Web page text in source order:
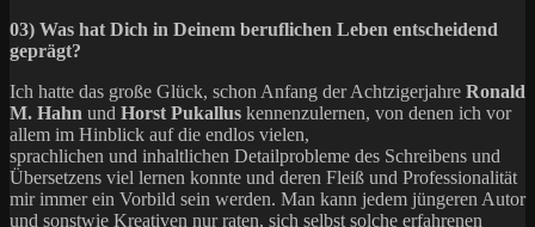
03) Was hat Dich in Deinem beruflichen Leben entscheidend
geprägt?
Ich hatte das große Glück, schon Anfang der Achtzigerjahre Ronald
M. Hahn und Horst Pukallus kennenzulernen, von denen ich vor
allem im Hinblick auf die endlos vielen,
sprachlichen und inhaltlichen Detailprobleme des Schreibens und
Übersetzens viel lernen konnte und deren Fleiß und Professionalität
mir immer ein Vorbild sein werden. Man kann jedem jüngeren Autor
und sonstwie Kreativen nur raten, sich selbst solche erfahrenen